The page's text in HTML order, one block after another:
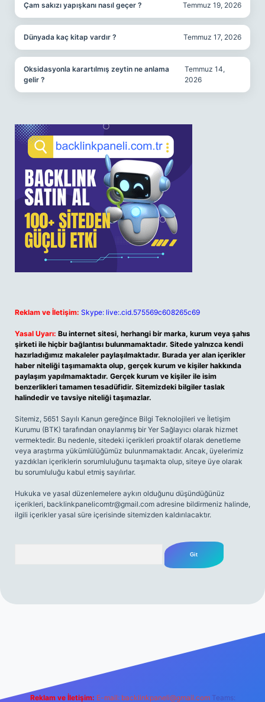
Çam sakızı yapışkanı nasıl geçer ? Temmuz 19, 2026
Dünyada kaç kitap vardır ? Temmuz 17, 2026
Oksidasyonla karartılmış zeytin ne anlama
gelir ?
Temmuz 14,
2026
Reklam ve İletişim: Skype: live:.cid.575569c608265c69
Yasal Uyarı: Bu internet sitesi, herhangi bir marka, kurum veya şahıs
şirketi ile hiçbir bağlantısı bulunmamaktadır. Sitede yalnızca kendi
hazırladığımız makaleler paylaşılmaktadır. Burada yer alan içerikler
haber niteliği taşımamakta olup, gerçek kurum ve kişiler hakkında
paylaşım yapılmamaktadır. Gerçek kurum ve kişiler ile isim
benzerlikleri tamamen tesadüfidir. Sitemizdeki bilgiler taslak
halindedir ve tavsiye niteliği taşımazlar.
Sitemiz, 5651 Sayılı Kanun gereğince Bilgi Teknolojileri ve İletişim
Kurumu (BTK) tarafından onaylanmış bir Yer Sağlayıcı olarak hizmet
vermektedir. Bu nedenle, sitedeki içerikleri proaktif olarak denetleme
veya araştırma yükümlülüğümüz bulunmamaktadır. Ancak, üyelerimiz
yazdıkları içeriklerin sorumluluğunu taşımakta olup, siteye üye olarak
bu sorumluluğu kabul etmiş sayılırlar.
Hukuka ve yasal düzenlemelere aykırı olduğunu düşündüğünüz
içerikleri, backlinkpanelicomtr@gmail.com adresine bildirmeniz halinde,
ilgili içerikler yasal süre içerisinde sitemizden kaldırılacaktır.
Reklam ve İletişim: E-mail: backlinkpaneli@gmail.com Teams: